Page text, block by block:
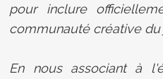
pour inclure
communauté créative du
En nous associant à